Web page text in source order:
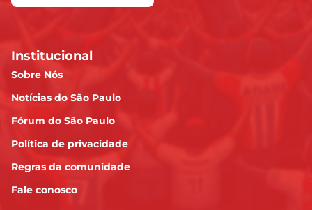
Institucional
Sobre Nós
Notícias do São Paulo
Fórum do São Paulo
Política de privacidade
Regras da comunidade
Fale conosco